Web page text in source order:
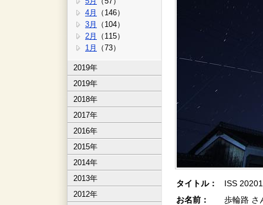
4月
（146）
3月
（104）
2月
（115）
1月
（73）
2019年
2019年
2018年
2017年
2016年
2015年
2014年
2013年
2012年
タイトル：
ISS
お名前：
歩輪路 さ